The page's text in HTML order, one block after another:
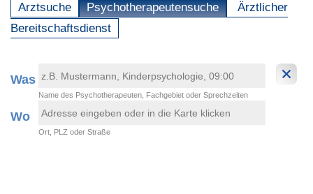
Arztsuche Psychotherapeutensuche
Ärztlicher
Bereitschaftsdienst
Was
Name des Psychotherapeuten, Fachgebiet oder Sprechzeiten
Wo
Ort, PLZ oder Straße